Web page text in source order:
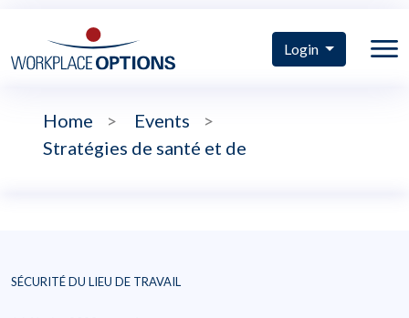
Login
Home > Events
>
Stratégies de santé et de
SÉCURITÉ DU LIEU DE TRAVAIL